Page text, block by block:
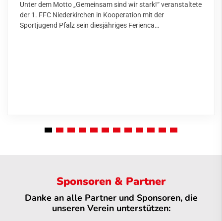
Unter dem Motto „Gemeinsam sind wir stark!“ veranstaltete
der 1. FFC Niederkirchen in Kooperation mit der
Sportjugend Pfalz sein diesjähriges Ferienca…
Sponsoren & Partner
Danke an alle Partner und Sponsoren, die
unseren Verein unterstützen: